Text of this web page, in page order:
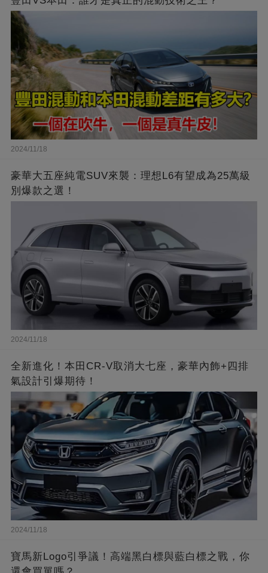
2024/11/18
豪華大五座純電SUV來襲：理想L6有望成為25萬級
別爆款之選！
2024/11/18
全新進化！本田CR-V取消大七座，豪華內飾+四排
氣設計引爆期待！
2024/11/18
寶馬新Logo引爭議！高端黑白標與藍白標之戰，你